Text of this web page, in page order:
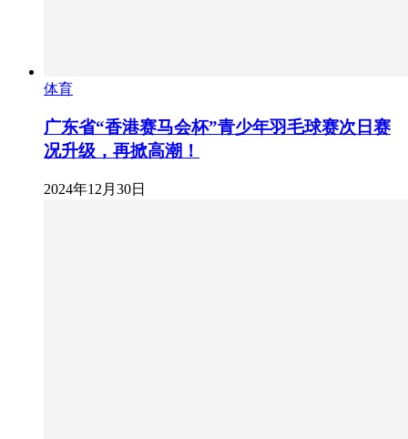
体育
广东省“香港赛马会杯”青少年羽毛球赛次日赛
况升级，再掀高潮！
2024年12月30日